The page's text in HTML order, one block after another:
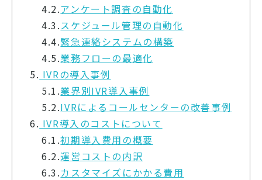
4.2.アンケート調査の自動化
4.3.スケジュール管理の自動化
4.4.緊急連絡システムの構築
4.5.業務フローの最適化
5. IVRの導入事例
5.1.業界別IVR導入事例
5.2.IVRによるコールセンターの改善事例
6. IVR導入のコストについて
6.1.初期導入費用の概要
6.2.運営コストの内訳
6.3.カスタマイズにかかる費用